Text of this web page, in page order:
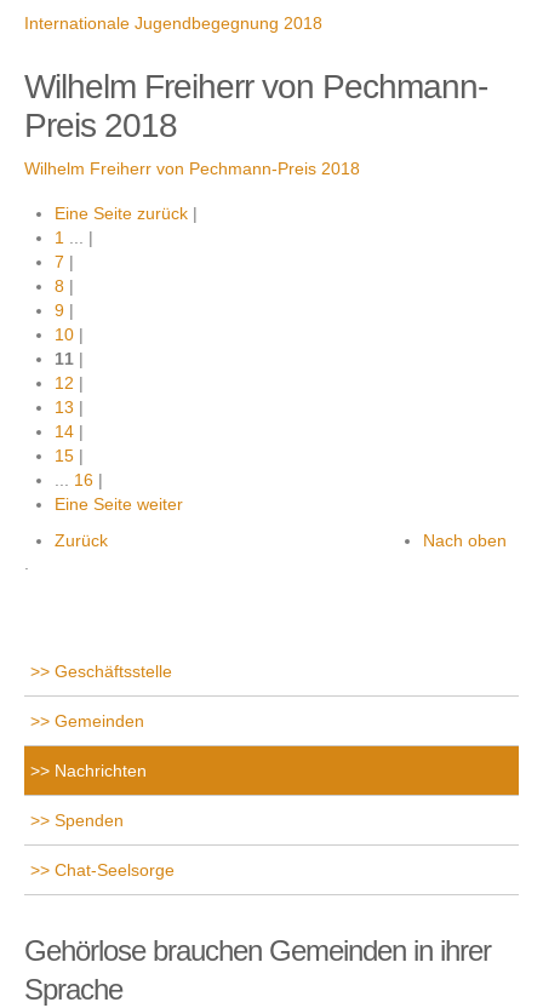
Internationale Jugendbegegnung 2018
Wilhelm Freiherr von Pechmann-
Preis 2018
Wilhelm Freiherr von Pechmann-Preis 2018
Eine Seite zurück |
1
|
7 |
8 |
9 |
10 |
11 |
12 |
13 |
14 |
15 |
16 |
Eine Seite weiter
Zurück
Nach oben
Geschäftsstelle
Gemeinden
Nachrichten
Spenden
Chat-Seelsorge
Gehörlose brauchen Gemeinden in ihrer
Sprache